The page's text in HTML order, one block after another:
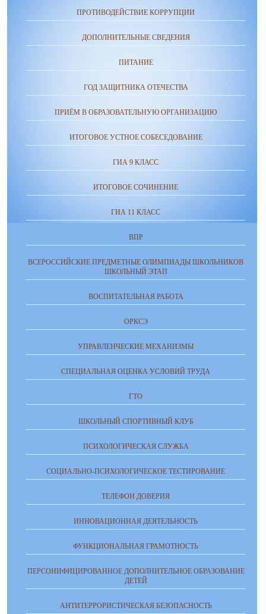
ПРОТИВОДЕЙСТВИЕ КОРРУПЦИИ
ДОПОЛНИТЕЛЬНЫЕ СВЕДЕНИЯ
ПИТАНИЕ
ГОД ЗАЩИТНИКА ОТЕЧЕСТВА
ПРИЁМ В ОБРАЗОВАТЕЛЬНУЮ ОРГАНИЗАЦИЮ
ИТОГОВОЕ УСТНОЕ СОБЕСЕДОВАНИЕ
ГИА 9 КЛАСС
ИТОГОВОЕ СОЧИНЕНИЕ
ГИА 11 КЛАСС
ВПР
ВСЕРОССИЙСКИЕ ПРЕДМЕТНЫЕ ОЛИМПИАДЫ ШКОЛЬНИКОВ
ШКОЛЬНЫЙ ЭТАП
ВОСПИТАТЕЛЬНАЯ РАБОТА
ОРКСЭ
УПРАВЛЕНЧЕСКИЕ МЕХАНИЗМЫ
СПЕЦИАЛЬНАЯ ОЦЕНКА УСЛОВИЙ ТРУДА
ГТО
ШКОЛЬНЫЙ СПОРТИВНЫЙ КЛУБ
ПСИХОЛОГИЧЕСКАЯ СЛУЖБА
СОЦИАЛЬНО-ПСИХОЛОГИЧЕСКОЕ ТЕСТИРОВАНИЕ
ТЕЛЕФОН ДОВЕРИЯ
ИННОВАЦИОННАЯ ДЕЯТЕЛЬНОСТЬ
ФУНКЦИОНАЛЬНАЯ ГРАМОТНОСТЬ
ПЕРСОНИФИЦИРОВАННОЕ ДОПОЛНИТЕЛЬНОЕ ОБРАЗОВАНИЕ
ДЕТЕЙ
АНТИТЕРРОРИСТИЧЕСКАЯ БЕЗОПАСНОСТЬ